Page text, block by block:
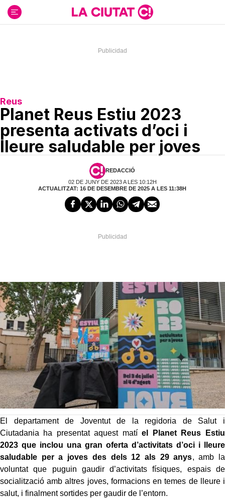
contenido
Reus
Planet Reus Estiu 2023
presenta activats d’oci i
lleure saludable per joves
REDACCIÓ
02 DE JUNY DE 2023 A LES 10:12H
ACTUALITZAT: 16 DE DESEMBRE DE 2025 A LES 11:38H
El departament de Joventut de la regidoria de Salut i
Ciutadania ha presentat aquest matíel Planet Reus Estiu
2023 que inclou una gran oferta d’activitats d’oci i lleure
saludable per a joves des dels 12 als 29 anys, amb la
voluntat que puguin gaudir d’activitats físiques, espais de
socialització amb altres joves, formacions en temes de lleure i
salut, i finalment sortides per gaudir de l’entorn.